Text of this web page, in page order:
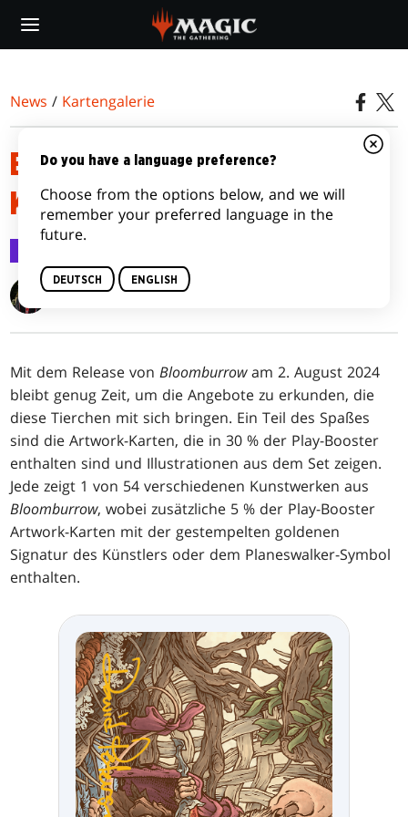
main
News / Kartengalerie
BLOOMBURROW-ARTWORK-
KARTEN
Jubilee Finnegan
Mit dem Release vonBloomburrowam 2. August 2024
bleibt genug Zeit, um die Angebote zu erkunden, die
diese Tierchen mit sich bringen. Ein Teil des Spaßes
sind die Artwork-Karten, die in 30 % der Play-Booster
enthalten sind und Illustrationen aus dem Set zeigen.
Jede zeigt 1 von 54 verschiedenen Kunstwerken aus
Bloomburrow, wobei zusätzliche 5 % der Play-Booster
Artwork-Karten mit der gestempelten goldenen
Signatur des Künstlers oder dem Planeswalker-Symbol
enthalten.
Do you have a language preference?
Choose from the options below, and we will
remember your preferred language in the
future.
DEUTSCH ENGLISH